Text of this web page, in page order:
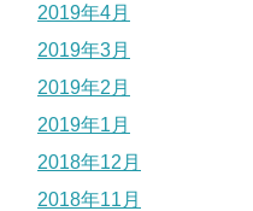
2019年4月
2019年3月
2019年2月
2019年1月
2018年12月
2018年11月